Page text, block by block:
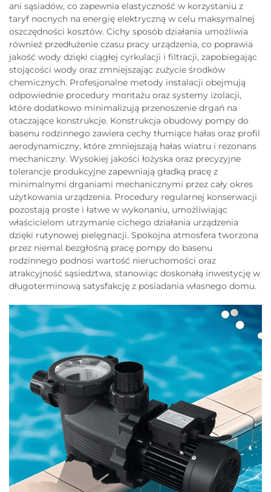
ani sąsiadów, co zapewnia elastyczność w korzystaniu z
taryf nocnych na energię elektryczną w celu maksymalnej
oszczędności kosztów. Cichy sposób działania umożliwia
również przedłużenie czasu pracy urządzenia, co poprawia
jakość wody dzięki ciągłej cyrkulacji i filtracji, zapobiegając
stojącości wody oraz zmniejszając zużycie środków
chemicznych. Profesjonalne metody instalacji obejmują
odpowiednie procedury montażu oraz systemy izolacji,
które dodatkowo minimalizują przenoszenie drgań na
otaczające konstrukcje. Konstrukcja obudowy pompy do
basenu rodzinnego zawiera cechy tłumiące hałas oraz profil
aerodynamiczny, które zmniejszają hałas wiatru i rezonans
mechaniczny. Wysokiej jakości łożyska oraz precyzyjne
tolerancje produkcyjne zapewniają gładką pracę z
minimalnymi drganiami mechanicznymi przez cały okres
użytkowania urządzenia. Procedury regularnej konserwacji
pozostają proste i łatwe w wykonaniu, umożliwiając
właścicielom utrzymanie cichego działania urządzenia
dzięki rutynowej pielęgnacji. Spokojna atmosfera tworzona
przez niemal bezgłośną pracę pompy do basenu
rodzinnego podnosi wartość nieruchomości oraz
atrakcyjność sąsiedztwa, stanowiąc doskonałą inwestycję w
długoterminową satysfakcję z posiadania własnego domu.